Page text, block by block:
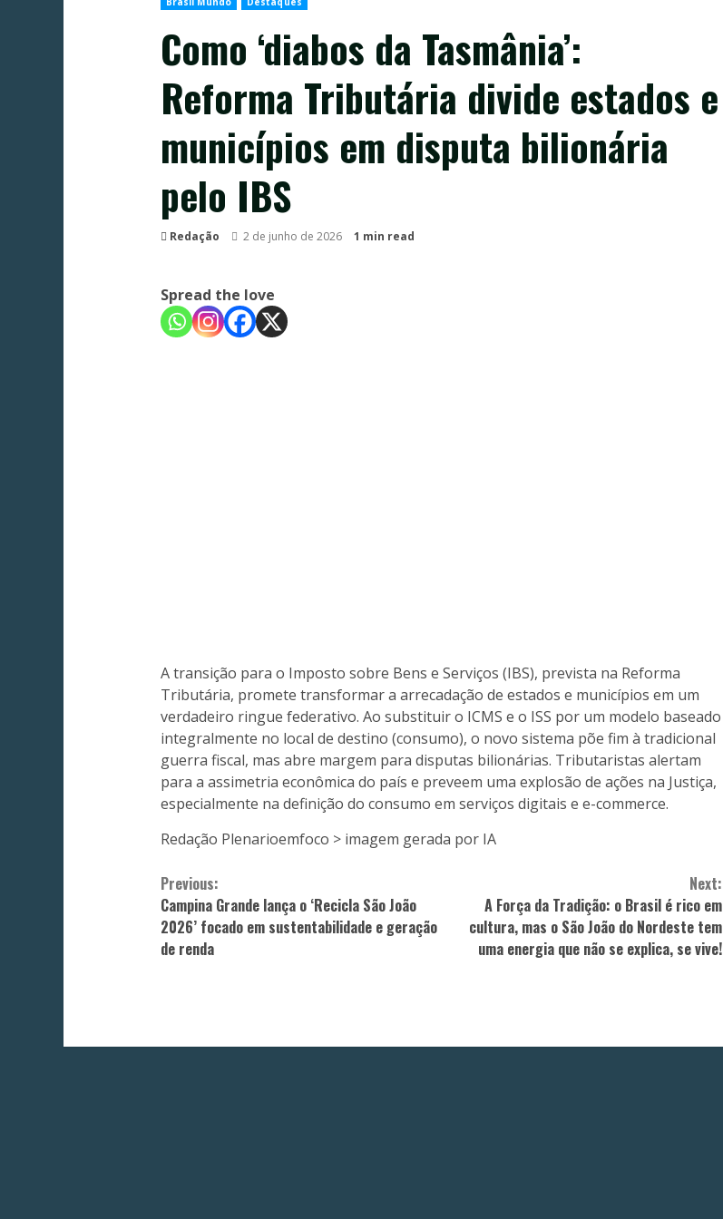
Como ‘diabos da Tasmânia’:
Reforma Tributária divide estados e
municípios em disputa bilionária
pelo IBS
Redação 2 de junho de 2026 1 min read
Spread the love
A transição para o Imposto sobre Bens e Serviços (IBS), prevista na Reforma
Tributária, promete transformar a arrecadação de estados e municípios em um
verdadeiro ringue federativo. Ao substituir o ICMS e o ISS por um modelo baseado
integralmente no local de destino (consumo), o novo sistema põe fim à tradicional
guerra fiscal, mas abre margem para disputas bilionárias. Tributaristas alertam
para a assimetria econômica do país e preveem uma explosão de ações na Justiça,
especialmente na definição do consumo em serviços digitais e e-commerce.
Redação Plenarioemfoco > imagem gerada por IA
Continue
Reading
Previous:
Campina Grande lança o ‘Recicla São João
2026’ focado em sustentabilidade e geração
de renda
Next:
A Força da Tradição: o Brasil é rico em
cultura, mas o São João do Nordeste tem
uma energia que não se explica, se vive!